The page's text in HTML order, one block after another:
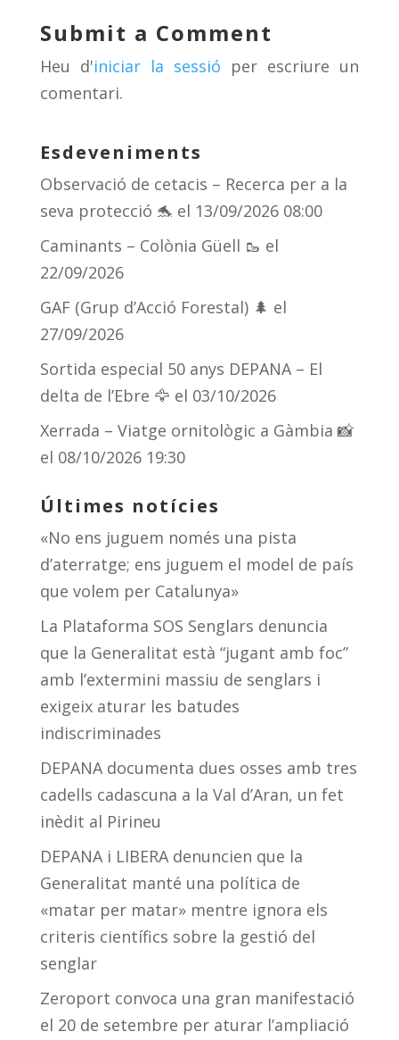
y d
s
a
m
ar
te
ix
Submit a Comment
Heu d'iniciar la sessió per escriure un
comentari.
Esdeveniments
Observació de cetacis – Recerca per a la
seva protecció 🐬 el 13/09/2026 08:00
Caminants – Colònia Güell 🥾 el
22/09/2026
GAF (Grup d’Acció Forestal) 🌲 el
27/09/2026
Sortida especial 50 anys DEPANA – El
delta de l’Ebre 🦅 el 03/10/2026
Xerrada – Viatge ornitològic a Gàmbia 📸
el 08/10/2026 19:30
Últimes notícies
«No ens juguem només una pista
d’aterratge; ens juguem el model de país
que volem per Catalunya»
La Plataforma SOS Senglars denuncia
que la Generalitat està “jugant amb foc”
amb l’extermini massiu de senglars i
exigeix aturar les batudes
indiscriminades
DEPANA documenta dues osses amb tres
cadells cadascuna a la Val d’Aran, un fet
inèdit al Pirineu
DEPANA i LIBERA denuncien que la
Generalitat manté una política de
«matar per matar» mentre ignora els
criteris científics sobre la gestió del
senglar
Zeroport convoca una gran manifestació
el 20 de setembre per aturar l’ampliació